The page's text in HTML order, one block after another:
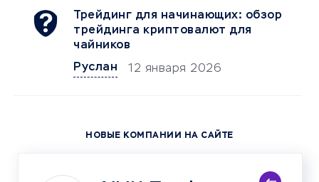
Трейдинг для начинающих: обзор
трейдинга криптовалют для
чайников
Руслан
12 января 2026
НОВЫЕ КОМПАНИИ НА САЙТЕ